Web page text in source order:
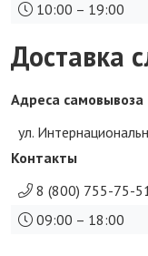
10:00 – 19:00
Доставка
Адреса самовывоза
ул.
Контакты
8 (800) 755-75-
09:00 – 18:00